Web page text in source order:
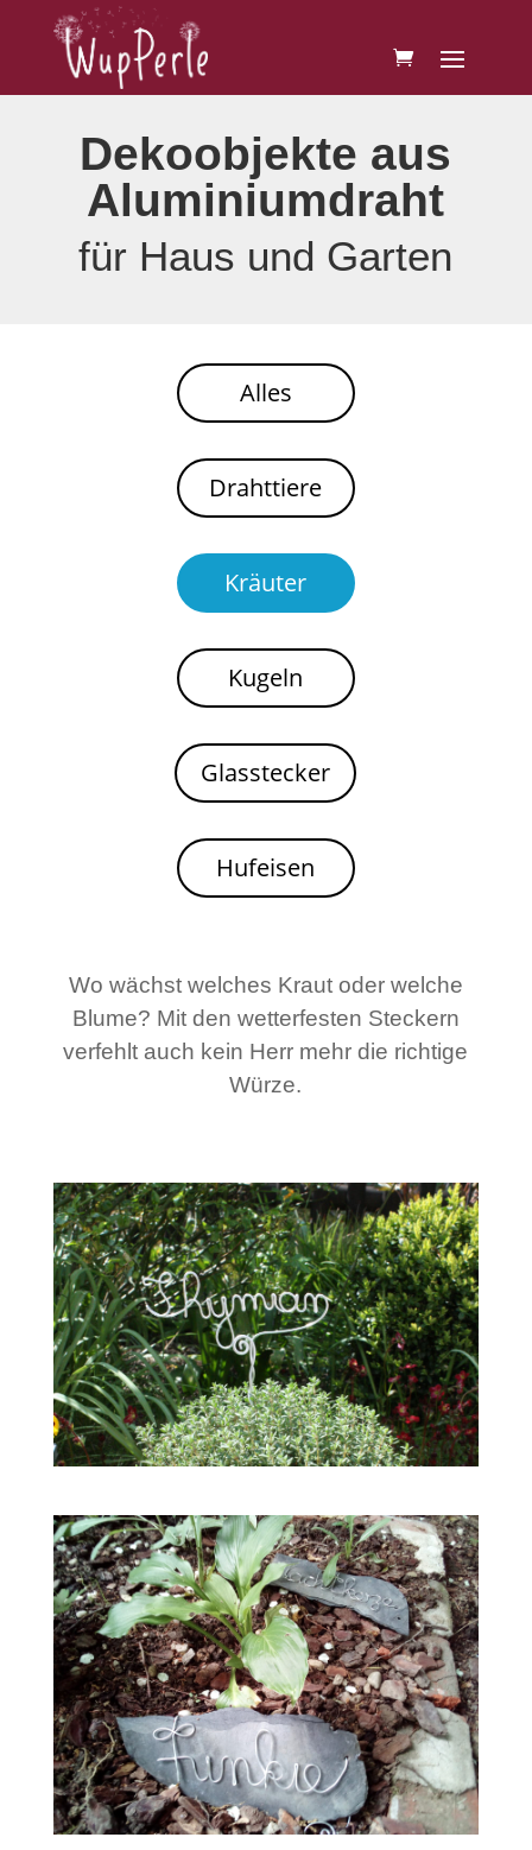
Dekoobjekte aus
Aluminium­draht
für Haus und Garten
Alles
Drahttiere
Kräuter
Kugeln
Glasstecker
Hufeisen
Wo wächst welches Kraut oder welche
Blume? Mit den wetterfesten Steckern
verfehlt auch kein Herr mehr die richtige
Würze.